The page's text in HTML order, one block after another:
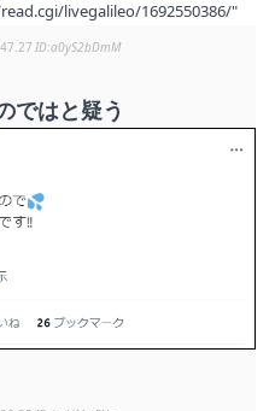
livegalileo/1692550386/"
a0yS2bDmM
ではと疑う